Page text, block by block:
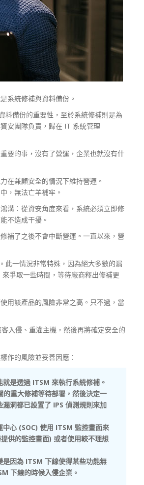
系統修補與資料備份。
料備份的重要性，至於系統修補則是為
安團隊負責，歸在 IT 系統管理
要的事，沒有了營運，企業也就沒有什
在兼顧安全的情況下維持營運。
，無法亡羊補牢。
溝：從資安角度來看，系統必須立即修
不造成干擾。
補了之後不會中斷營運。一直以來，營
此一情況非常特殊，因為絕大多數的漏
爭取一些時間，等待廠商釋出修補更
用該產品的風險非常之高。只不過，當
入侵、重灌主機，然後再將確定安全的
作的風險並妥善因應：
是透過 ITSM 來執行系統修補。
重大修補等待部署，然後決定一
洞都已設置了 IPS 偵測規則來加
心 (SOC) 使用 ITSM 監控畫面來
供的監控畫面) 或者使用較不理想
因為 ITSM 下線使得某些功能無
下線的時候入侵企業。